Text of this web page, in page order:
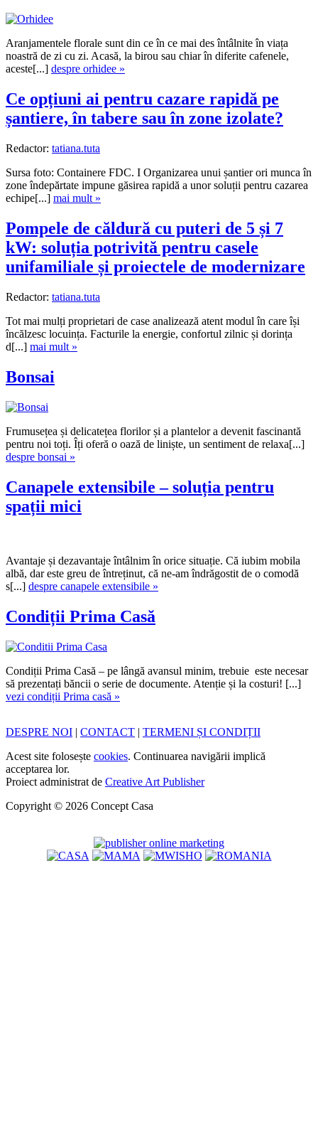
Aranjamentele florale sunt din ce în ce mai des întâlnite în viața
noastră de zi cu zi. Acasă, la birou sau chiar în diferite cafenele,
aceste[...] despre orhidee »
Ce opțiuni ai pentru cazare rapidă pe
șantiere, în tabere sau în zone izolate?
Redactor: tatiana.tuta
Sursa foto: Containere FDC. I Organizarea unui șantier ori munca în
zone îndepărtate impune găsirea rapidă a unor soluții pentru cazarea
echipe[...] mai mult »
Pompele de căldură cu puteri de 5 și 7
kW: soluția potrivită pentru casele
unifamiliale și proiectele de modernizare
Redactor: tatiana.tuta
Tot mai mulți proprietari de case analizează atent modul în care își
încălzesc locuința. Facturile la energie, confortul zilnic și dorința
d[...] mai mult »
Bonsai
Frumusețea și delicatețea florilor și a plantelor a devenit fascinantă
pentru noi toți. Îți oferă o oază de liniște, un sentiment de relaxa[...]
despre bonsai »
Canapele extensibile – soluția pentru
spații mici
Avantaje și dezavantaje întâlnim în orice situație. Că iubim mobila
albă, dar este greu de întreținut, că ne-am îndrăgostit de o comodă
s[...] despre canapele extensibile »
Condiții Prima Casă
Condiții Prima Casă – pe lângă avansul minim, trebuie este necesar
să prezentați băncii o serie de documente. Atenție și la costuri! [...]
vezi condiții Prima casă »
DESPRE NOI | CONTACT | TERMENI ȘI CONDIȚII
Acest site folosește cookies. Continuarea navigării implică
acceptarea lor.
Proiect administrat de Creative Art Publisher
Copyright © 2026 Concept Casa